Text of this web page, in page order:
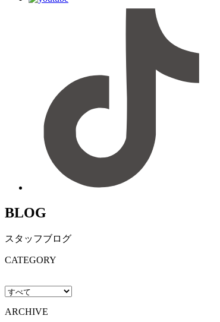
BLOG
スタッフブログ
CATEGORY
ARCHIVE